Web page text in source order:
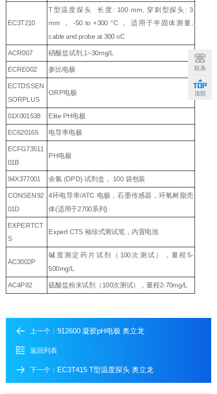
EC3T210
T型温度探头 长度: 100 mm, 穿刺型探头: 3
mm ， -50 to +300 °C ， 适用于半固体测量;
cable and probe at 300 oC
ACR007 硝酸盐试剂 ,1~30mg/L
ECRE002 参比电极
ECTDSSEN
SORPLUS
ORP电极
01X001538 Elite PH电极
EC620165 电导率电极
ECFG73511
01B
PH电极
94X377001 余氯 (DPD) 试剂盒， 100 袋包装
CONSEN92
01D
4环电导率/ATC 电极，石墨传感器，环氧树脂壳
体(适用于2700系列)
EXPERTCT
S
Expert CTS 袖珍式测试笔，内置电池
AC3002P
碱度测定药片试剂（ 100次测试），量程 5-
500mg/L
AC4P82 硫酸盐粉末试剂（100次测试），量程2-70mg/L
上一个： 912600 凝胶pH电极 奥立龙
返回列表
下一个： EC3T415 T型温度探头 奥立龙
联系
顶部